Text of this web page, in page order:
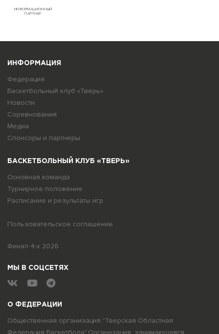
ИНФОРМАЦИОННЫЙ
ПАРТНЕР
О ФЕДЕРАЦИИ
Общественная организация "Тверская Областная
Федерация Баскетбола".Организация, занимающаяся
ИНФОРМАЦИЯ
Федерация
Баскетбольный клуб «Тверь»
Новости
Соревнования
Медиа
Спонсоры и партнеры
БАСКЕТБОЛЬНЫЙ КЛУБ «ТВЕРЬ»
Основная команда
Турнирное положение
Расписание и результаты игр
Пользовательское соглашение
Финал 4-х 2026
МЫ В СОЦСЕТЯХ